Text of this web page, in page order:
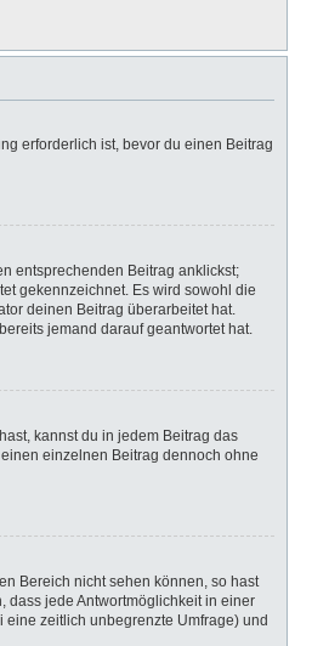
erforderlich ist, bevor du einen Beitrag
entsprechenden Beitrag anklickst;
gekennzeichnet. Es wird sowohl die
deinen Beitrag überarbeitet hat.
jemand darauf geantwortet hat.
kannst du in jedem Beitrag das
einzelnen Beitrag dennoch ohne
Bereich nicht sehen können, so hast
dass jede Antwortmöglichkeit in einer
zeitlich unbegrenzte Umfrage) und